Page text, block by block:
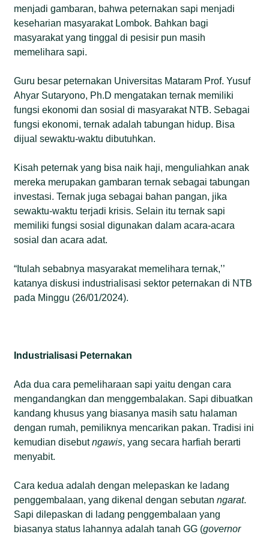
menjadi gambaran, bahwa peternakan sapi menjadi
keseharian masyarakat Lombok. Bahkan bagi
masyarakat yang tinggal di pesisir pun masih
memelihara sapi.
Guru besar peternakan Universitas Mataram Prof. Yusuf
Ahyar Sutaryono, Ph.D mengatakan ternak memiliki
fungsi ekonomi dan sosial di masyarakat NTB. Sebagai
fungsi ekonomi, ternak adalah tabungan hidup. Bisa
dijual sewaktu-waktu dibutuhkan.
Kisah peternak yang bisa naik haji, menguliahkan anak
mereka merupakan gambaran ternak sebagai tabungan
investasi. Ternak juga sebagai bahan pangan, jika
sewaktu-waktu terjadi krisis. Selain itu ternak sapi
memiliki fungsi sosial digunakan dalam acara-acara
sosial dan acara adat.
“Itulah sebabnya masyarakat memelihara ternak,’’
katanya diskusi industrialisasi sektor peternakan di NTB
pada Minggu (26/01/2024).
Industrialisasi Peternakan
Ada dua cara pemeliharaan sapi yaitu dengan cara
mengandangkan dan menggembalakan. Sapi dibuatkan
kandang khusus yang biasanya masih satu halaman
dengan rumah, pemiliknya mencarikan pakan. Tradisi ini
kemudian disebutngawis, yang secara harfiah berarti
menyabit.
Cara kedua adalah dengan melepaskan ke ladang
penggembalaan, yang dikenal dengan sebutanngarat.
Sapi dilepaskan di ladang penggembalaan yang
biasanya status lahannya adalah tanah GG (governor